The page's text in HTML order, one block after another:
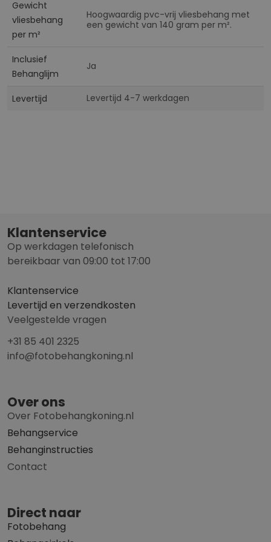
Gewicht
vliesbehang
per m²
Hoogwaardig pvc-vrij vliesbehang met
een gewicht van 140 gram per m².
Inclusief
Behanglijm
Ja
Levertijd Levertijd 4-7 werkdagen
Klantenservice
Op werkdagen telefonisch
bereikbaar van 09:00 tot 17:00
Klantenservice
Levertijd en verzendkosten
Veelgestelde vragen
+31 85 401 2325
info@fotobehangkoning.nl
Over ons
Over Fotobehangkoning.nl
Behangservice
Behanginstructies
Contact
Direct naar
Fotobehang